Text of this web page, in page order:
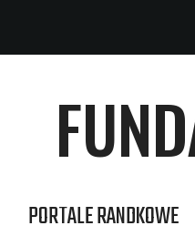
PORTALE RANDKOWE